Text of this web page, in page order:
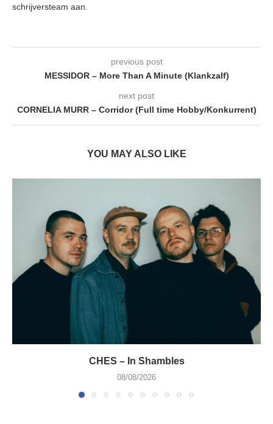
schrijversteam aan.
previous post
MESSIDOR – More Than A Minute (Klankzalf)
next post
CORNELIA MURR – Corridor (Full time Hobby/Konkurrent)
YOU MAY ALSO LIKE
CHES – In Shambles
08/08/2026